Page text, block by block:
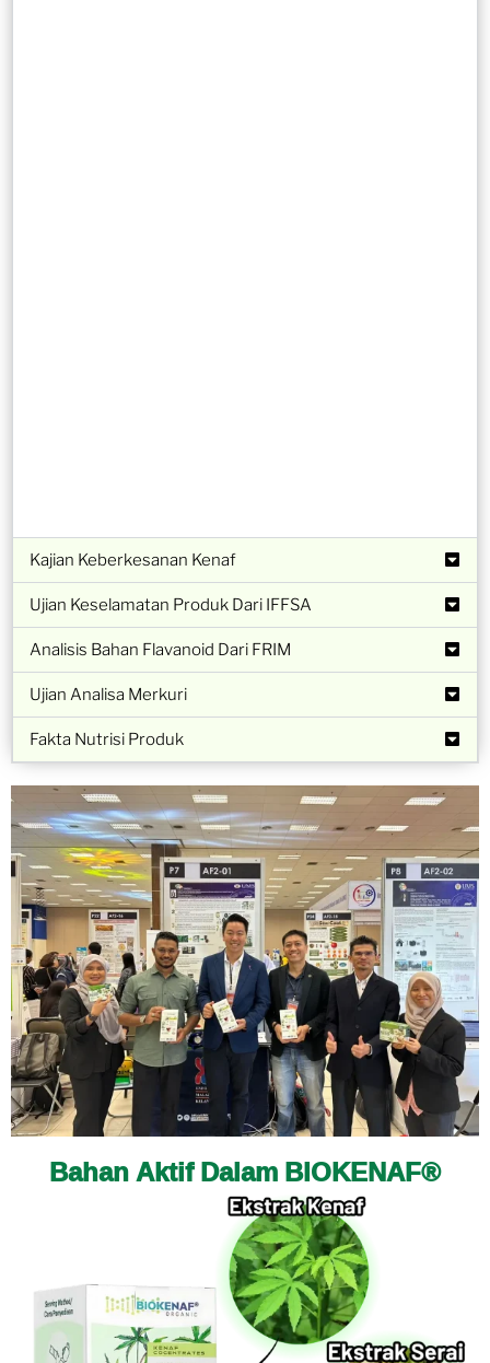
Kajian Keberkesanan Kenaf
Ujian Keselamatan Produk Dari IFFSA
Analisis Bahan Flavanoid Dari FRIM
Ujian Analisa Merkuri
Fakta Nutrisi Produk
Bahan Aktif Dalam BIOKENAF®